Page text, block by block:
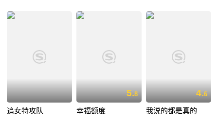
追女特攻队
5.8
幸福额度
4.6
我说的都是真的